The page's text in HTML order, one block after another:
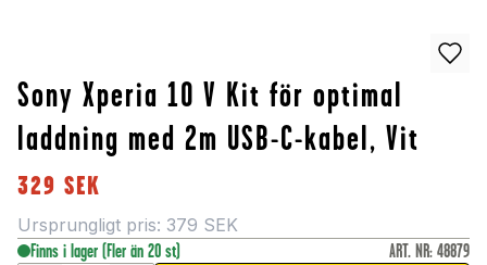
Sony Xperia 10 V Kit för optimal
laddning med 2m USB-C-kabel, Vit
329 SEK
Ursprungligt pris: 379 SEK
Finns i lager (Fler än 20 st) ART. NR: 48879